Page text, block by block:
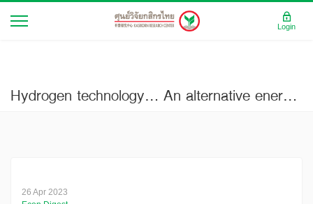
Hydrogen technology… An alternative energy source to prepare for increased renewable energy
26 Apr 2023
Login